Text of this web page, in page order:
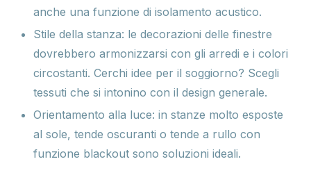
anche una funzione di isolamento acustico.
Stile della stanza: le decorazioni delle finestre
dovrebbero armonizzarsi con gli arredi e i colori
circostanti. Cerchi idee per il soggiorno? Scegli
tessuti che si intonino con il design generale.
Orientamento alla luce: in stanze molto esposte
al sole, tende oscuranti o tende a rullo con
funzione blackout sono soluzioni ideali.